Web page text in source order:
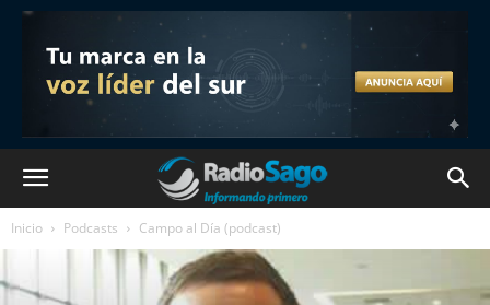
Inicio Podcasts Campo al Día (podcast)